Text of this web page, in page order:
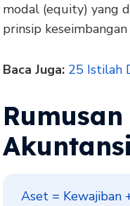
modal (equity) yang
prinsip
Baca Juga: 25 Istilah
Akuntansi
Aset = Kewajiban